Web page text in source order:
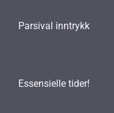
Parsival inntrykk
Essensielle tider!